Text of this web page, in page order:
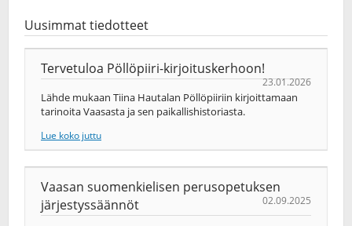
Uusimmat tiedotteet
Tervetuloa Pöllöpiiri-kirjoituskerhoon!
23.01.2026
Lähde mukaan Tiina Hautalan Pöllöpiiriin kirjoittamaan
tarinoita Vaasasta ja sen paikallishistoriasta.
Lue koko juttu
Vaasan suomenkielisen perusopetuksen
järjestyssäännöt
02.09.2025